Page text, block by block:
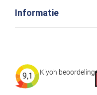
Informatie
9,1 Kiyoh beoordeling